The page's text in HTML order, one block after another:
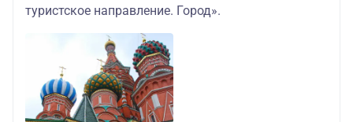
туристское направление. Город».